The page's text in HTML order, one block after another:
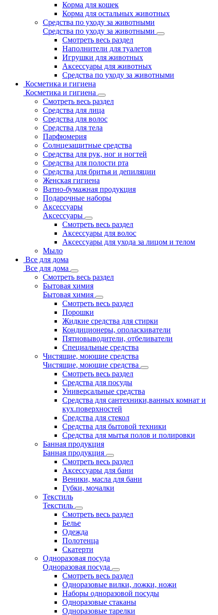
Корма для кошек
Корма для остальных животных
Средства по уходу за животными
Средства по уходу за животными
Смотреть весь раздел
Наполнители для туалетов
Игрушки для животных
Аксессуары для животных
Средства по уходу за животными
Косметика и гигиена
Косметика и гигиена
Смотреть весь раздел
Средства для лица
Средства для волос
Средства для тела
Парфюмерия
Солнцезащитные средства
Средства для рук, ног и ногтей
Средства для полости рта
Средства для бритья и депиляции
Женская гигиена
Ватно-бумажная продукция
Подарочные наборы
Аксессуары
Аксессуары
Смотреть весь раздел
Аксессуары для волос
Аксессуары для ухода за лицом и телом
Мыло
Все для дома
Все для дома
Смотреть весь раздел
Бытовая химия
Бытовая химия
Смотреть весь раздел
Порошки
Жидкие средства для стирки
Кондиционеры, ополаскиватели
Пятновыводители, отбеливатели
Специальные средства
Чистящие, моющие средства
Чистящие, моющие средства
Смотреть весь раздел
Средства для посуды
Универсальные средства
Средства для сантехники,ванных комнат и
кух.поверхностей
Средства для стекол
Средства для бытовой техники
Средства для мытья полов и полировки
Банная продукция
Банная продукция
Смотреть весь раздел
Аксессуары для бани
Веники, масла для бани
Губки, мочалки
Текстиль
Текстиль
Смотреть весь раздел
Белье
Одежда
Полотенца
Скатерти
Одноразовая посуда
Одноразовая посуда
Смотреть весь раздел
Одноразовые вилки, ложки, ножи
Наборы одноразовой посуды
Одноразовые стаканы
Одноразовые тарелки